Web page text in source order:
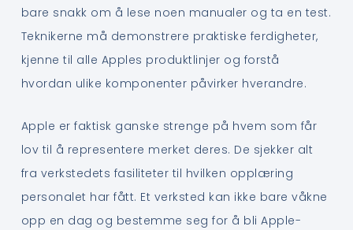
bare snakk om å lese noen manualer og ta en test.
Teknikerne må demonstrere praktiske ferdigheter,
kjenne til alle Apples produktlinjer og forstå
hvordan ulike komponenter påvirker hverandre.
Apple er faktisk ganske strenge på hvem som får
lov til å representere merket deres. De sjekker alt
fra verkstedets fasiliteter til hvilken opplæring
personalet har fått. Et verksted kan ikke bare våkne
opp en dag og bestemme seg for å bli Apple-